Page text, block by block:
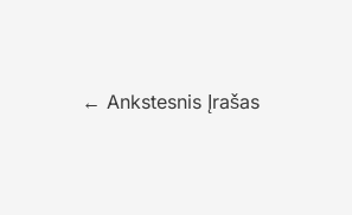
← Ankstesnis Įrašas